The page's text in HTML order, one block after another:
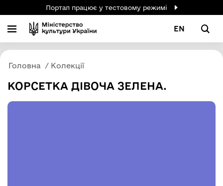
Портал працює у тестовому режимі
EN
Головна Колекції
КОРСЕТКА ДІВОЧА ЗЕЛЕНА.